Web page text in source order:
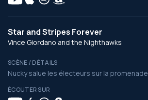
Star and Stripes Forever
Vince Giordano and the Nighthawks
SCÈNE / DÉTAILS
Nucky salue les électeurs sur la promenade
ÉCOUTER SUR